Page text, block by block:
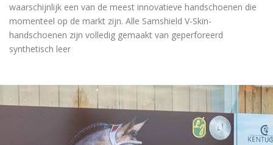
waarschijnlijk een van de meest innovatieve handschoenen die
momenteel op de markt zijn. Alle Samshield V-Skin-
handschoenen zijn volledig gemaakt van geperforeerd
synthetisch leer